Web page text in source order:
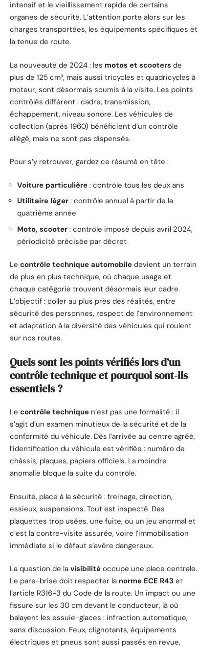
intensif et le vieillissement rapide de certains
organes de sécurité. L’attention porte alors sur les
charges transportées, les équipements spécifiques et
la tenue de route.
La nouveauté de 2024 : les motos et scooters de
plus de 125 cm³, mais aussi tricycles et quadricycles à
moteur, sont désormais soumis à la visite. Les points
contrôlés diffèrent : cadre, transmission,
échappement, niveau sonore. Les véhicules de
collection (après 1960) bénéficient d’un contrôle
allégé, mais ne sont pas dispensés.
Pour s’y retrouver, gardez ce résumé en tête :
Voiture particulière : contrôle tous les deux ans
Utilitaire léger : contrôle annuel à partir de la
quatrième année
Moto, scooter : contrôle imposé depuis avril 2024,
périodicité précisée par décret
Le contrôle technique automobile devient un terrain
de plus en plus technique, où chaque usage et
chaque catégorie trouvent désormais leur cadre.
L’objectif : coller au plus près des réalités, entre
sécurité des personnes, respect de l’environnement
et adaptation à la diversité des véhicules qui roulent
sur nos routes.
Quels sont les points vérifiés lors d’un
contrôle technique et pourquoi sont-ils
essentiels ?
Le contrôle technique n’est pas une formalité : il
s’agit d’un examen minutieux de la sécurité et de la
conformité du véhicule. Dès l’arrivée au centre agréé,
l’identification du véhicule est vérifiée : numéro de
châssis, plaques, papiers officiels. La moindre
anomalie bloque la suite du contrôle.
Ensuite, place à la sécurité : freinage, direction,
essieux, suspensions. Tout est inspecté. Des
plaquettes trop usées, une fuite, ou un jeu anormal et
c’est la contre-visite assurée, voire l’immobilisation
immédiate si le défaut s’avère dangereux.
La question de la visibilité occupe une place centrale.
Le pare-brise doit respecter la norme ECE R43 et
l’article R316-3 du Code de la route. Un impact ou une
fissure sur les 30 cm devant le conducteur, là où
balayent les essuie-glaces : infraction automatique,
sans discussion. Feux, clignotants, équipements
électriques et pneus sont aussi passés en revue,